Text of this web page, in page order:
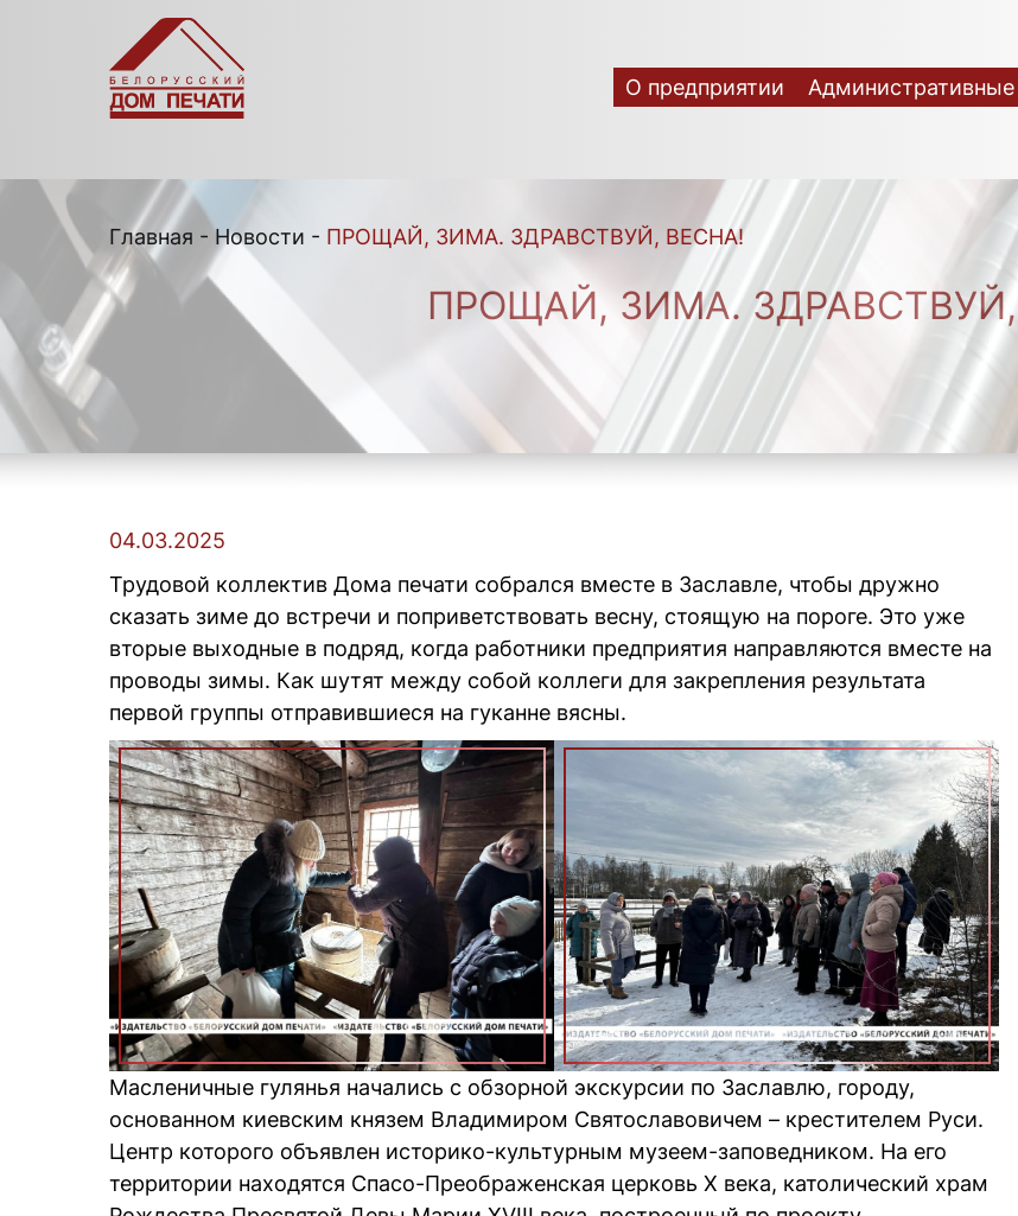
О предприятии
Главная - Новости - ПРОЩАЙ, ЗИМА. ЗДРАВСТВУЙ, ВЕСНА!
ПРОЩАЙ, ЗИМА.
04.03.2025
Трудовой коллектив Дома печати собрался вместе в Заславле, чтобы дружно
сказать зиме до встречи и поприветствовать весну, стоящую на пороге. Это уже
вторые выходные в подряд, когда работники предприятия направляются вместе на
проводы зимы. Как шутят между собой коллеги для закрепления результата
первой группы отправившиеся на гуканне вясны.
Масленичные гулянья начались с обзорной экскурсии по Заславлю, городу,
основанном киевским князем Владимиром Святославовичем – крестителем Руси.
Центр которого объявлен историко-культурным музеем-заповедником. На его
территории находятся Спасо-Преображенская церковь X века, католический храм